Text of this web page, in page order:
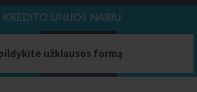
KREDITO UNIJOS NARIU
užklausos formą